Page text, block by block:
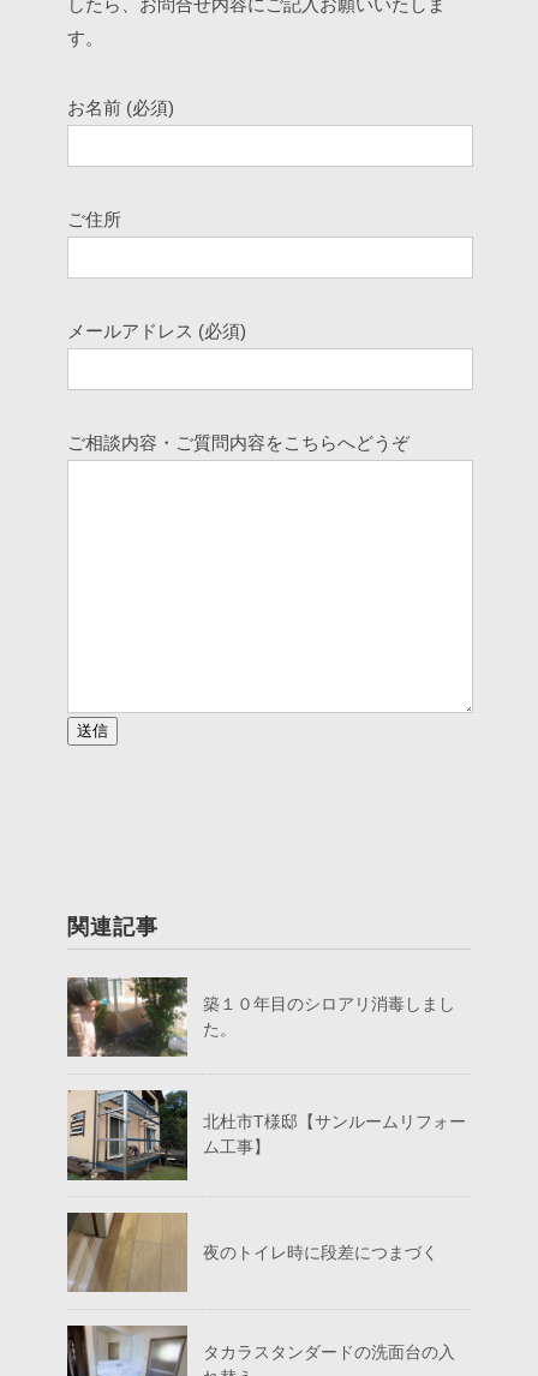
す。
お名前 (必須)
ご住所
メールアドレス (必須)
ご相談内容・ご質問内容をこちらへどうぞ
このフィールドは空のままにしてください。
関連記事
築１０年目のシロアリ消毒しまし
た。
北杜市T様邸【サンルームリフォー
ム工事】
夜のトイレ時に段差につまづく
タカラスタンダードの洗面台の入